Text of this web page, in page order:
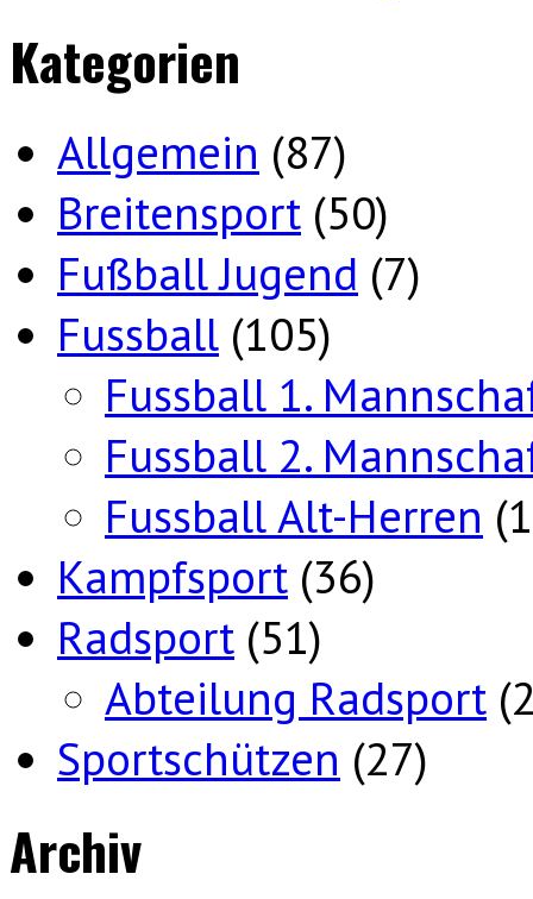
Kategorien
Allgemein (87)
Breitensport (50)
Fußball Jugend (7)
Fussball (105)
Fussball 1.
Fussball 2.
Fussball Alt-Herren
Kampfsport (36)
Radsport (51)
Abteilung Radsport
Sportschützen (27)
Archiv